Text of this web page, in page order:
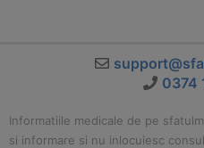
0374
Informatiile medicale de pe
si informare si nu inlocuiesc